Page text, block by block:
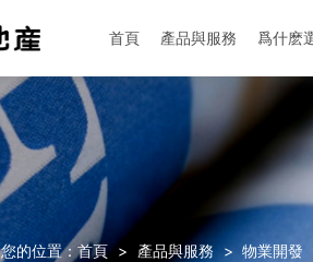
首頁 產品與服務 爲什麽
您的位置：首頁 > 產品與服務 > 物業開發